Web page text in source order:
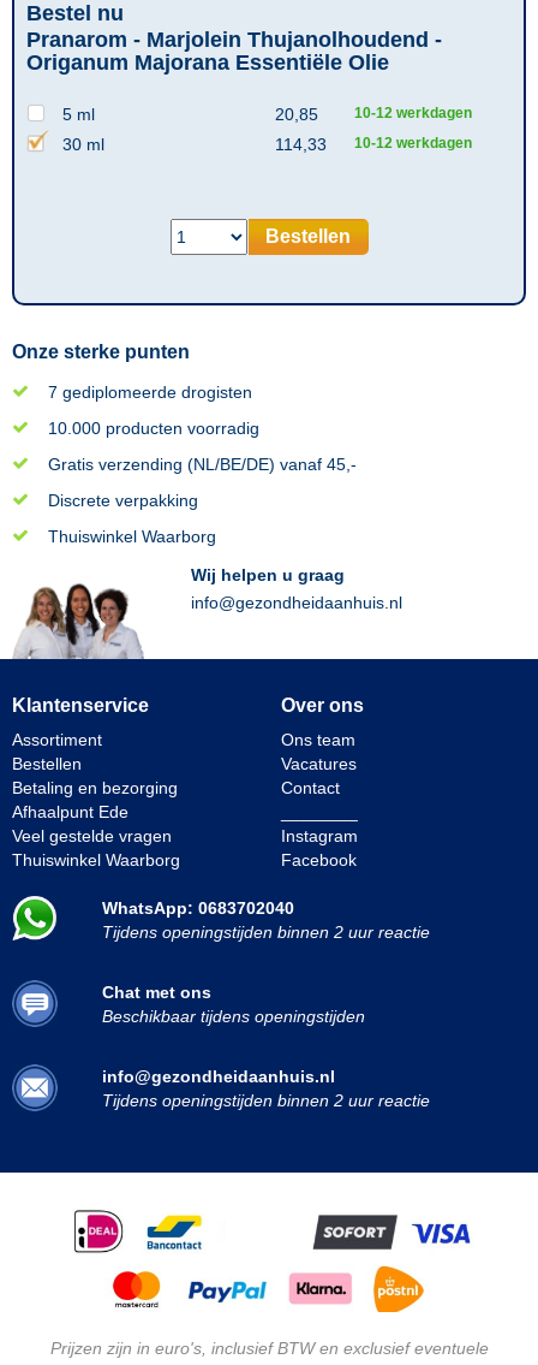
Bestel nu
Pranarom - Marjolein Thujanolhoudend -
Origanum Majorana Essentiële Olie
5 ml 20,85 10-12 werkdagen
30 ml 114,33 10-12 werkdagen
Bestellen
Onze sterke punten
7 gediplomeerde drogisten
10.000 producten voorradig
Gratis verzending (NL/BE/DE) vanaf 45,-
Discrete verpakking
Thuiswinkel Waarborg
Wij helpen u graag
info@gezondheidaanhuis.nl
Klantenservice
Assortiment
Bestellen
Betaling en bezorging
Afhaalpunt Ede
Veel gestelde vragen
Thuiswinkel Waarborg
Over ons
Ons team
Vacatures
Contact
Instagram
Facebook
WhatsApp: 0683702040
Tijdens openingstijden binnen 2 uur reactie
Chat met ons
Beschikbaar tijdens openingstijden
info@gezondheidaanhuis.nl
Tijdens openingstijden binnen 2 uur reactie
Prijzen zijn in euro's, inclusief BTW en exclusief eventuele